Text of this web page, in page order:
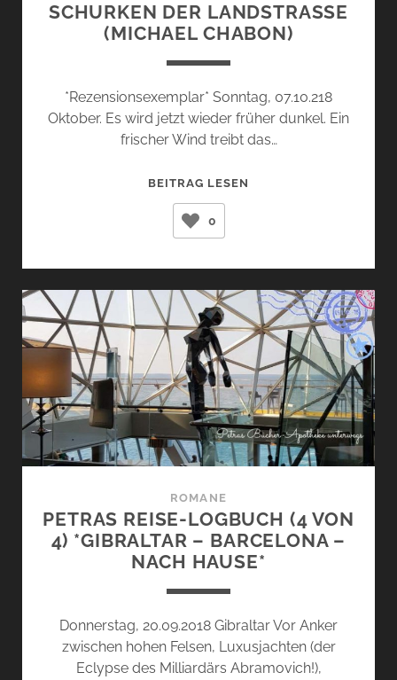
SCHURKEN DER LANDSTRASSE (
MICHAEL CHABON)
*Rezensionsexemplar* Sonntag, 07.10.218
Oktober. Es wird jetzt wieder früher dunkel. Ein
frischer Wind treibt das…
BEITRAG LESEN
HABON)
0
ROMANE
PETRAS REISE-LOGBUCH (4 VON
4) *GIBRALTAR – BARCELONA –
NACH HAUSE*
Donnerstag, 20.09.2018 Gibraltar Vor Anker
zwischen hohen Felsen, Luxusjachten (der
Eclypse des Milliardärs Abramovich!),